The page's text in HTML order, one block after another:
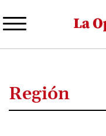
Región